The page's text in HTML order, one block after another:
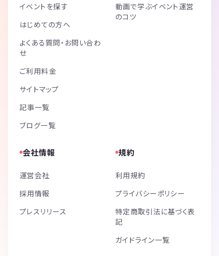
イベントを探す
はじめての方へ
よくある質問・お問い合わ
せ
ご利用料金
サイトマップ
記事一覧
ブログ一覧
動画で学ぶイベント運営
のコツ
会社情報
運営会社
採用情報
プレスリリース
規約
利用規約
プライバシーポリシー
特定商取引法に基づく表
記
ガイドライン一覧